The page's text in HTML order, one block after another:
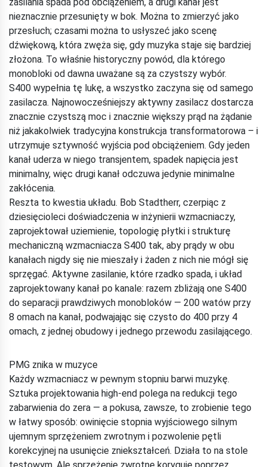
nieznacznie przesunięty w bok. Można to zmierzyć jako
przesłuch; czasami można to usłyszeć jako scenę
dźwiękową, która zwęża się, gdy muzyka staje się bardziej
złożona. To właśnie historyczny powód, dla którego
monobloki od dawna uważane są za czystszy wybór.
S400 wypełnia tę lukę, a wszystko zaczyna się od samego
zasilacza. Najnowocześniejszy aktywny zasilacz dostarcza
znacznie czystszą moc i znacznie większy prąd na żądanie
niż jakakolwiek tradycyjna konstrukcja transformatorowa – i
utrzymuje sztywność wyjścia pod obciążeniem. Gdy jeden
kanał uderza w niego transjentem, spadek napięcia jest
minimalny, więc drugi kanał odczuwa jedynie minimalne
zakłócenia.
Reszta to kwestia układu. Bob Stadtherr, czerpiąc z
dziesięcioleci doświadczenia w inżynierii wzmacniaczy,
zaprojektował uziemienie, topologię płytki i strukturę
mechaniczną wzmacniacza S400 tak, aby prądy w obu
kanałach nigdy się nie mieszały i żaden z nich nie mógł się
sprzęgać. Aktywne zasilanie, które rzadko spada, i układ
zaprojektowany kanał po kanale: razem zbliżają one S400
do separacji prawdziwych monobloków — 200 watów przy
8 omach na kanał, podwajając się czysto do 400 przy 4
omach, z jednej obudowy i jednego przewodu zasilającego.
PMG znika w muzyce
Każdy wzmacniacz w pewnym stopniu barwi muzykę.
Sztuka projektowania high-end polega na redukcji tego
zabarwienia do zera — a pokusa, zawsze, to zrobienie tego
w łatwy sposób: owinięcie stopnia wyjściowego silnym
ujemnym sprzężeniem zwrotnym i pozwolenie pętli
korekcyjnej na usunięcie zniekształceń. Działa to na stole
testowym. Ale sprzężenie zwrotne koryguje poprzez